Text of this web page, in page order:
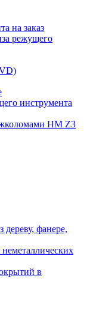
на заказ
режущего
инструмента
HM Z3
фанере,
в